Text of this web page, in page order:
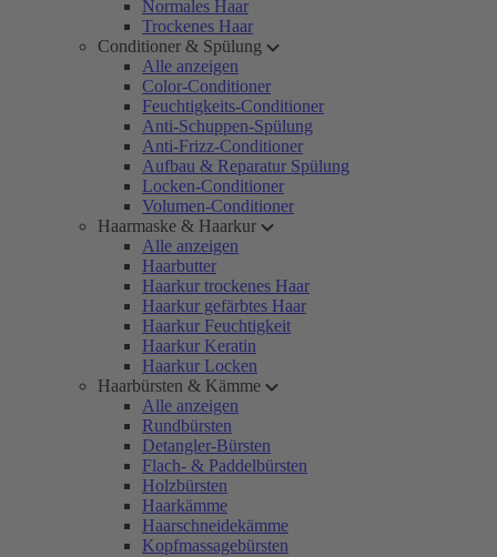
Normales Haar
Trockenes Haar
Conditioner & Spülung
Alle anzeigen
Color-Conditioner
Feuchtigkeits-Conditioner
Anti-Schuppen-Spülung
Anti-Frizz-Conditioner
Aufbau & Reparatur Spülung
Locken-Conditioner
Volumen-Conditioner
Haarmaske & Haarkur
Alle anzeigen
Haarbutter
Haarkur trockenes Haar
Haarkur gefärbtes Haar
Haarkur Feuchtigkeit
Haarkur Keratin
Haarkur Locken
Haarbürsten & Kämme
Alle anzeigen
Rundbürsten
Detangler-Bürsten
Flach- & Paddelbürsten
Holzbürsten
Haarkämme
Haarschneidekämme
Kopfmassagebürsten